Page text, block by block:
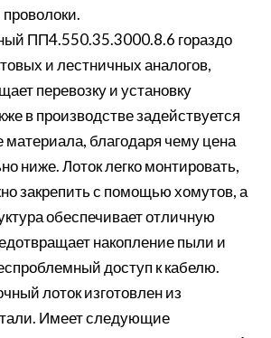
проволоки.
ПП4.550.35.3000.8.6 гораздо
и лестничных аналогов,
перевозку и установку
в производстве задействуется
благодаря чему цена
ниже. Лоток легко монтировать,
закрепить с помощью хомутов, а
обеспечивает отличную
накопление пыли и
доступ к кабелю.
лоток изготовлен из
Имеет следующие